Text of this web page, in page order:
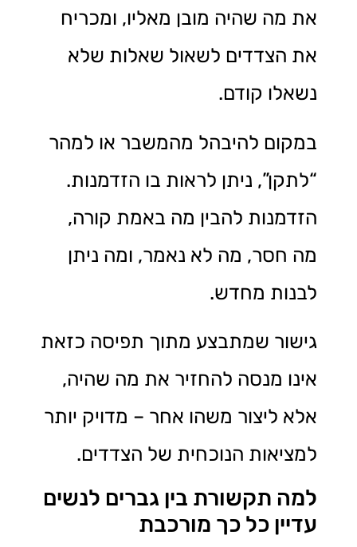
את מה שהיה מובן מאליו, ומכריח
את הצדדים לשאול שאלות שלא
נשאלו קודם.
במקום להיבהל מהמשבר או למהר
“לתקן”, ניתן לראות בו הזדמנות.
הזדמנות להבין מה באמת קורה,
מה חסר, מה לא נאמר, ומה ניתן
לבנות מחדש.
גישור שמתבצע מתוך תפיסה כזאת
אינו מנסה להחזיר את מה שהיה,
אלא ליצור משהו אחר – מדויק יותר
למציאות הנוכחית של הצדדים.
למה תקשורת בין גברים לנשים
עדיין כל כך מורכבת